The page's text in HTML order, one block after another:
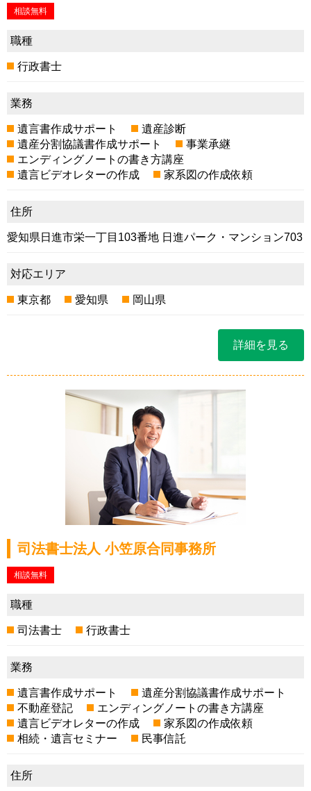
相談無料
職種
行政書士
業務
遺言書作成サポート
遺産診断
遺産分割協議書作成サポート
事業承継
エンディングノートの書き方講座
遺言ビデオレターの作成
家系図の作成依頼
住所
愛知県日進市栄一丁目103番地 日進パーク・マンション703
対応エリア
東京都 愛知県 岡山県
詳細を見る
司法書士法人 小笠原合同事務所
相談無料
職種
司法書士 行政書士
業務
遺言書作成サポート
遺産分割協議書作成サポート
不動産登記
エンディングノートの書き方講座
遺言ビデオレターの作成
家系図の作成依頼
相続・遺言セミナー
民事信託
住所